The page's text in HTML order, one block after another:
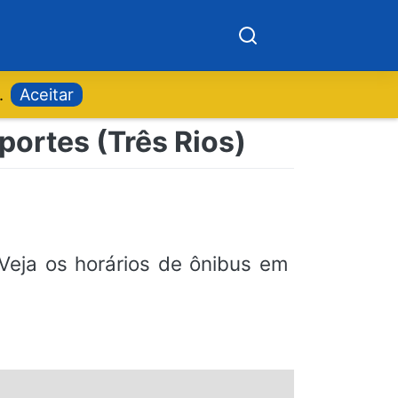
. Aceitar
(Três Rios)
os horários de ônibus em